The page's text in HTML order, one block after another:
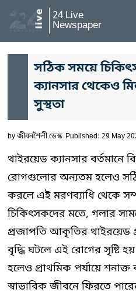
24 Live
Newspaper
সঠিক সময়ে
ক্যানসার থেকেও
সুস্থতা
byজীবনশৈলী ডেস্ক Published: 29 May
থাইরয়েড ক্যানসার বর্তমানে
রোগগুলোর অন্যতম হলেও
করলে এই মরণব্যাধি থেকে
চিকিৎসকদের মতে, গলার
প্রজাপতি আকৃতির থাইরয়েড
বৃদ্ধি ঘটলে এই রোগের সৃষ্টি
হলেও প্রাথমিক পর্যায়ে
স্বাভাবিক জীবনে ফিরতে